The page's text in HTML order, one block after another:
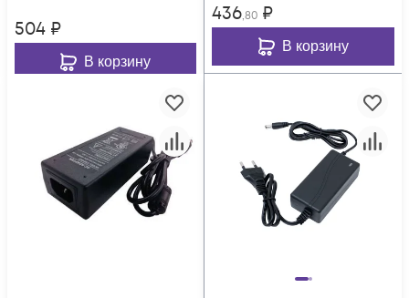
504 ₽
В корзину
436,80 ₽
В корзину